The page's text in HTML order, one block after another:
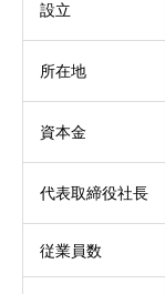
設立
所在地
資本金
代表取締役社長
従業員数